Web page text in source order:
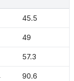
45.5
49
57.3
90.6